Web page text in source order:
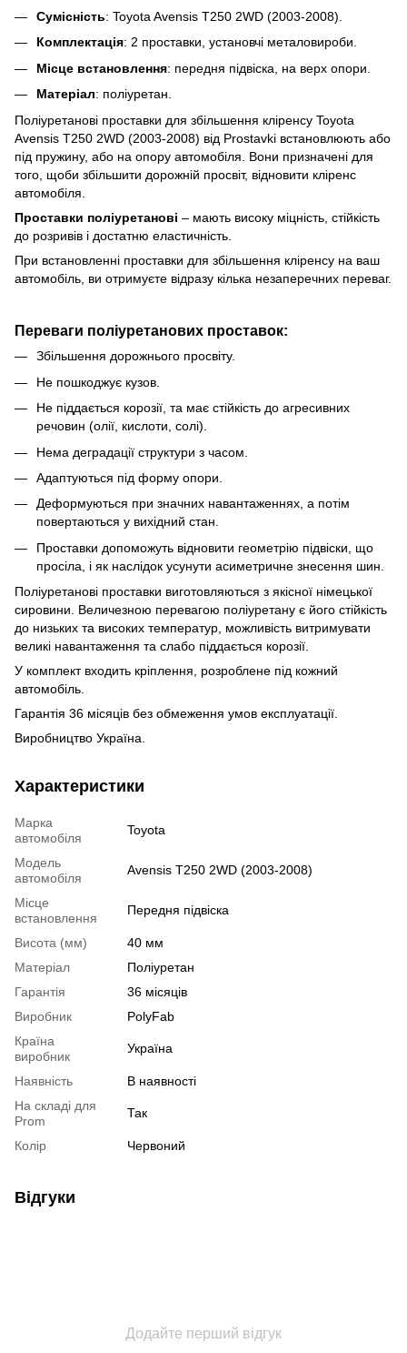
Сумісність: Toyota Avensis T250 2WD (2003-2008).
Комплектація: 2 проставки, установчі металовироби.
Місце встановлення: передня підвіска, на верх опори.
Матеріал: поліуретан.
Поліуретанові проставки для збільшення кліренсу Toyota
Avensis T250 2WD (2003-2008) від Prostavki встановлюють або
під пружину, або на опору автомобіля.
Вони призначені для
того, щоби збільшити дорожній просвіт, відновити кліренс
автомобіля.
Проставки поліуретанові – мають високу міцність, стійкість
до розривів і достатню еластичність.
При встановленні проставки для збільшення кліренсу на ваш
автомобіль, ви отримуєте відразу кілька незаперечних переваг.
Переваги поліуретанових проставок:
Збільшення дорожнього просвіту.
Не пошкоджує кузов.
Не піддається корозії, та має стійкість до агресивних
речовин (олії, кислоти, солі).
Нема деградації структури з часом.
Адаптуються під форму опори.
Деформуються при значних навантаженнях, а потім
повертаються у вихідний стан.
Проставки допоможуть відновити геометрію підвіски, що
просіла, і як наслідок усунути асиметричне знесення шин.
Поліуретанові проставки виготовляються з якісної німецької
сировини.
Величезною перевагою поліуретану є його стійкість
до низьких та високих температур, можливість витримувати
великі навантаження та слабо піддається корозії.
У комплект входить кріплення, розроблене під кожний
автомобіль.
Гарантія 36 місяців без обмеження умов експлуатації.
Виробництво Україна.
Характеристики
Марка
автомобіля
Toyota
Модель
автомобіля
Avensis T250 2WD (2003-2008)
Місце
встановлення
Передня підвіска
Висота (мм)
40 мм
Матеріал
Поліуретан
Гарантія
36 місяців
Виробник
PolyFab
Країна
виробник
Україна
Наявність
В наявності
На складі для
Prom
Так
Колір Червоний
Відгуки
Додайте перший відгук